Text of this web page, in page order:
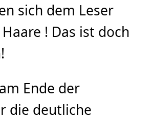
sich dem Leser
! Das ist doch
Ende der
die deutliche